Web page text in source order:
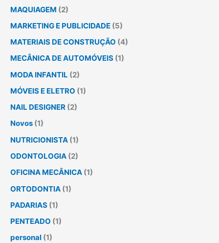
MAQUIAGEM (2)
MARKETING E PUBLICIDADE (5)
MATERIAIS DE CONSTRUÇÃO (4)
MECÂNICA DE AUTOMÓVEIS (1)
MODA INFANTIL (2)
MÓVEIS E ELETRO (1)
NAIL DESIGNER (2)
Novos (1)
NUTRICIONISTA (1)
ODONTOLOGIA (2)
OFICINA MECÂNICA (1)
ORTODONTIA (1)
PADARIAS (1)
PENTEADO (1)
personal (1)